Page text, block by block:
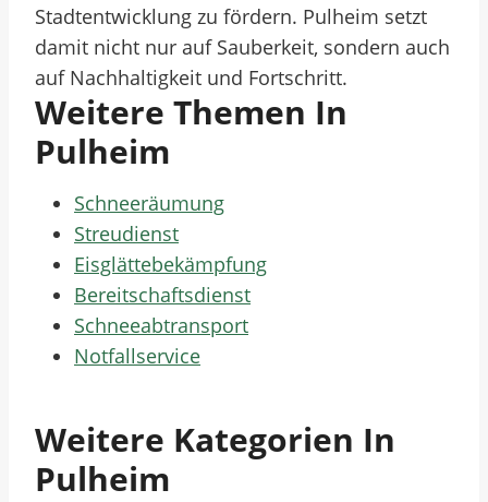
Stadtentwicklung zu fördern. Pulheim setzt
damit nicht nur auf Sauberkeit, sondern auch
auf Nachhaltigkeit und Fortschritt.
Weitere Themen In
Pulheim
Schneeräumung
Streudienst
Eisglättebekämpfung
Bereitschaftsdienst
Schneeabtransport
Notfallservice
Weitere Kategorien In
Pulheim